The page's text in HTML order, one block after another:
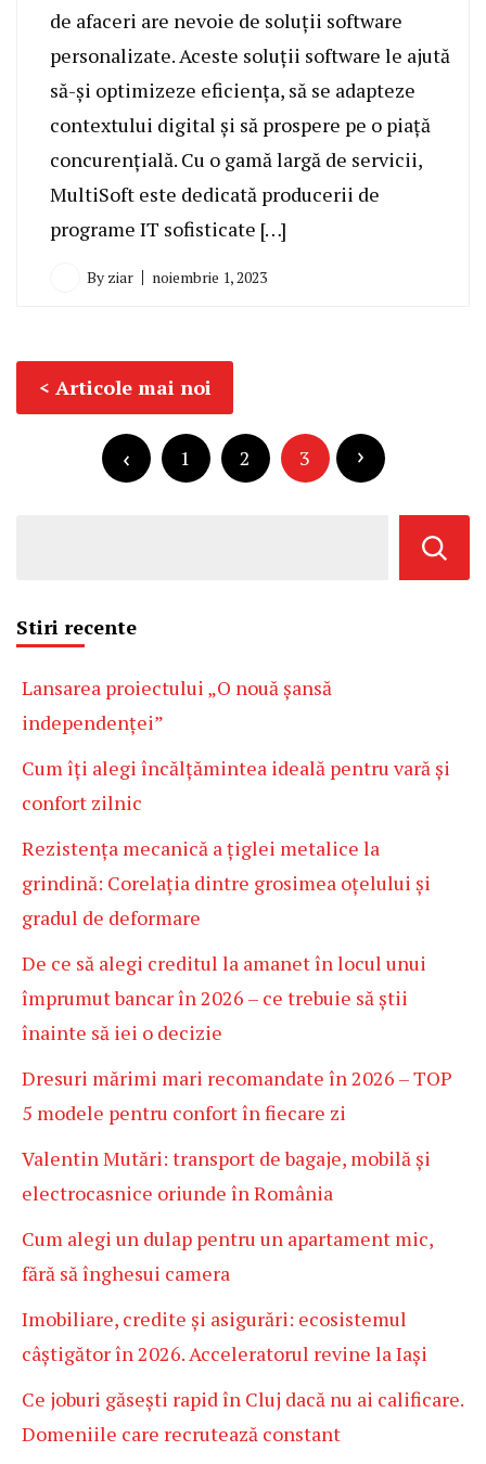
de afaceri are nevoie de soluții software
personalizate. Aceste soluții software le ajută
să-și optimizeze eficiența, să se adapteze
contextului digital și să prospere pe o piață
concurențială. Cu o gamă largă de servicii,
MultiSoft este dedicată producerii de
programe IT sofisticate […]
By ziar noiembrie 1, 2023
Navigare
în
articole
Articole mai noi
Paginație
articole
1 2 3
Stiri recente
Lansarea proiectului „O nouă șansă
independenței”
Cum îți alegi încălțămintea ideală pentru vară și
confort zilnic
Rezistența mecanică a țiglei metalice la
grindină: Corelația dintre grosimea oțelului și
gradul de deformare
De ce să alegi creditul la amanet în locul unui
împrumut bancar în 2026 – ce trebuie să știi
înainte să iei o decizie
Dresuri mărimi mari recomandate în 2026 – TOP
5 modele pentru confort în fiecare zi
Valentin Mutări: transport de bagaje, mobilă și
electrocasnice oriunde în România
Cum alegi un dulap pentru un apartament mic,
fără să înghesui camera
Imobiliare, credite și asigurări: ecosistemul
câștigător în 2026. Acceleratorul revine la Iași
Ce joburi găsești rapid în Cluj dacă nu ai calificare.
Domeniile care recrutează constant